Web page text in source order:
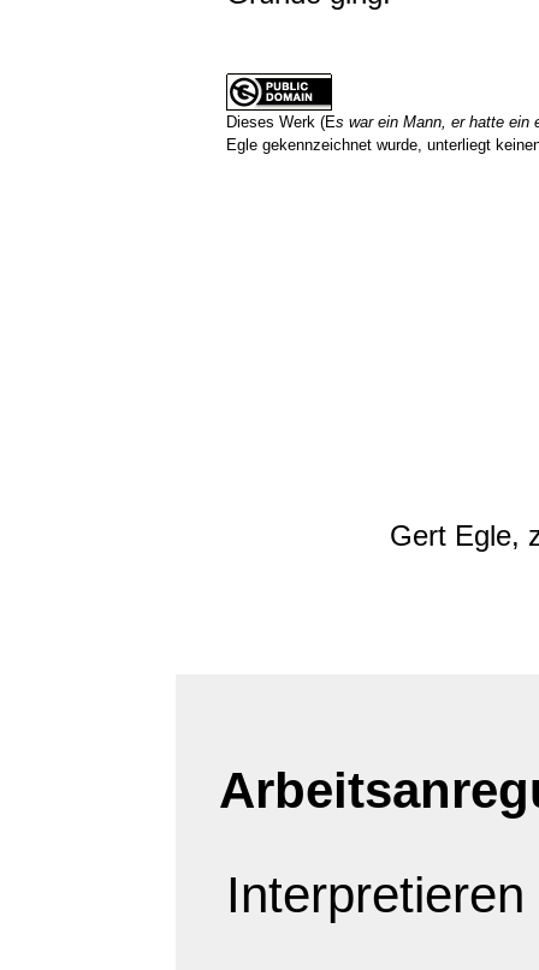
Dieses Werk (Es war ein Mann, er hatte ein
Egle gekennzeichnet wurde, unterliegt
Gert Egle,